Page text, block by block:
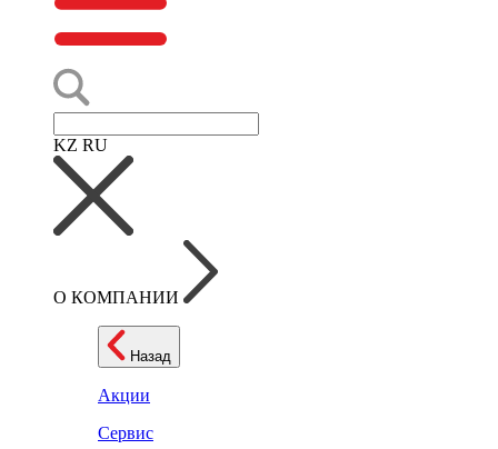
KZ RU
О КОМПАНИИ
Назад
Акции
Сервис